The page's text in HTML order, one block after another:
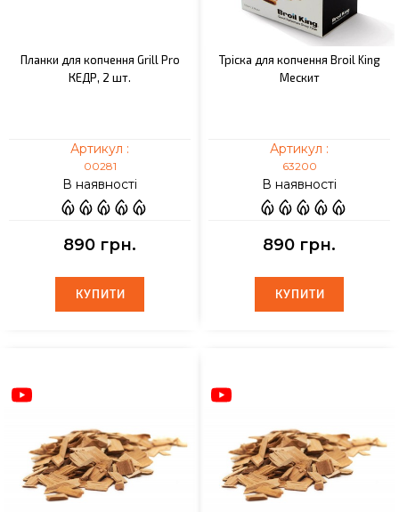
Планки для копчення Grill Pro
КЕДР, 2 шт.
Артикул :
00281
В наявності
890 грн.
КУПИТИ
КУПИТИ
Тріска для копчення Broil King
Мескит
Артикул :
63200
В наявності
890 грн.
КУПИТИ
КУПИТИ